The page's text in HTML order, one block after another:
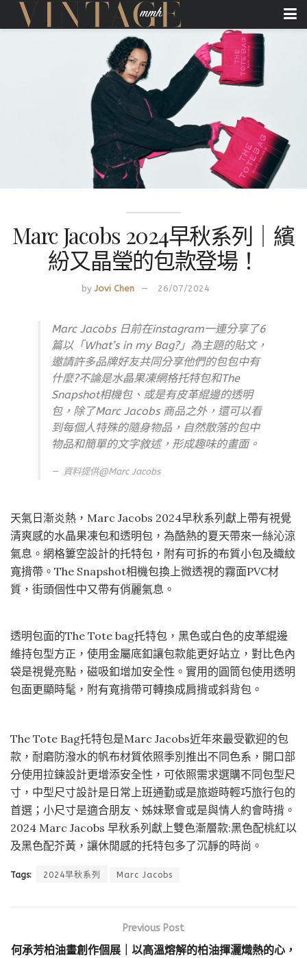
Marc Jacobs 2024早秋系列｜繽
紛又晶瑩的包款登場！
by Jovi Chen 26/07/2024
Marc Jacobs 日前在instagram一連分享了6
篇以「What’s in my Bag?」為主題的貼文，
邀請許多品牌好友共同分享他們的包包中有
什麼?不論是水晶果凍網格托特包和The
Snapshot相機包、或是有皮革緄邊的透明
包，除了Marc Jacobs 商品之外，還可以看
到每個人特殊的隨身物品，自然散落的包中
物品和簡單的文字敘述，形成趣味的畫面。
資料提供@Marc Jacobs
天氣日漸炎熱，Marc Jacobs 2024早秋系列獻上帶有視覺
清爽感的水晶果凍包和透明包，為酷熱的夏天帶來一絲沁涼
氣息。網格簍空設計的托特包，附有可拆的布質小包及織紋
寬揹帶。The Snapshot相機包換上微透視的霧面PVC材
質，街頭個性中又帶有俏麗氣息。
透明包面的The Tote bag托特包，黑色或白色的皮革緄邊
維持包型方正，使用金屬底釦讓包款能更好站立，對比色內
袋是視覺亮點，磁吸釦增加安全性。實用的圓筒包使用透明
包面更顯時髦，附有寬揹帶可轉換成肩揹或斜背包。
The Tote Bag托特包是Marc Jacobs近年來最受歡迎的包
款，耐磨防潑水的帆布材質依照季別推出不同色系，開口部
分使用拉鍊設計更增添安全性，可依照需求選購不同包型尺
寸，中型尺寸設計是日常上班通勤或是旅遊時輕巧旅行包的
首選；小尺寸是適合朋友、姊妹聚會或是與情人約會時揹。
2024 Marc Jacobs 早秋系列獻上雙色漸層款:黑色配桃紅以
及黑色配芥黃，讓休閒感的托特包多了沉靜的時尚。
Tags: 2024早秋系列 Marc Jacobs
Previous Post
何承芳柏油畫創作個展｜以高溫熔解的柏油揮灑熾熱的心，